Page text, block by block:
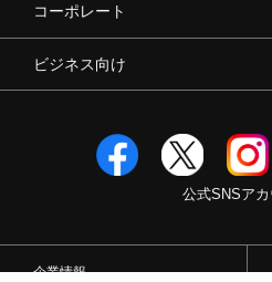
コーポレート
ビジネス向け
公式SNSアカ
企業情報